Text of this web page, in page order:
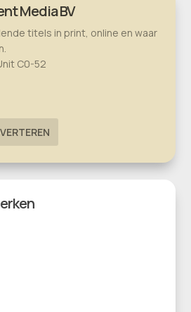
Media BV
titels in print, online en waar
C0-52